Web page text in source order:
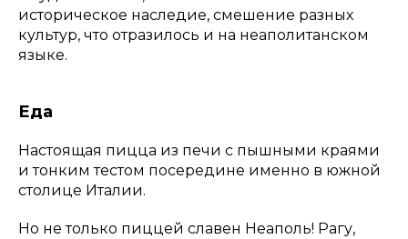
историческое наследие, смешение разных
культур, что отразилось и на неаполитанском
языке.
Еда
Настоящая пицца из печи с пышными краями
и тонким тестом посередине именно в южной
столице Италии.
Но не только пиццей славен Неаполь! Рагу,